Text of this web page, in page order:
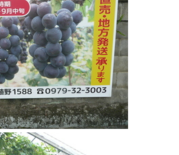
よみあげる
言語を選択
中国語（簡体字）
韓国語（한국어）
組織案内
保険・年金
健康・予防
住宅・インフラ
生涯学習・スポーツ・人権
外国人の方向け情報
産業・雇用
税金
子どもを預ける
健康・医療
計画・施策
スポットを探す
グルメ・食べる
市役所の紹介